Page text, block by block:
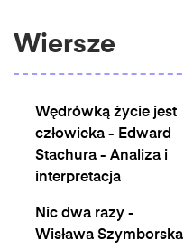
Wiersze
Wędrówką życie jest
człowieka - Edward
Stachura - Analiza i
interpretacja
Nic dwa razy -
Wisława Szymborska